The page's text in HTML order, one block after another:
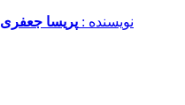
نویسنده :‌ پریسا جعفری